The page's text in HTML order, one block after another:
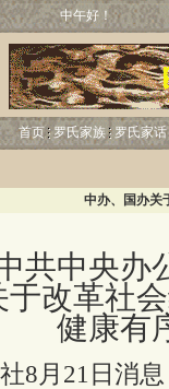
中午好！
首页 罗氏家族 罗氏家话
中办、国办关
共中央
于改革社
健康有
月21日消息